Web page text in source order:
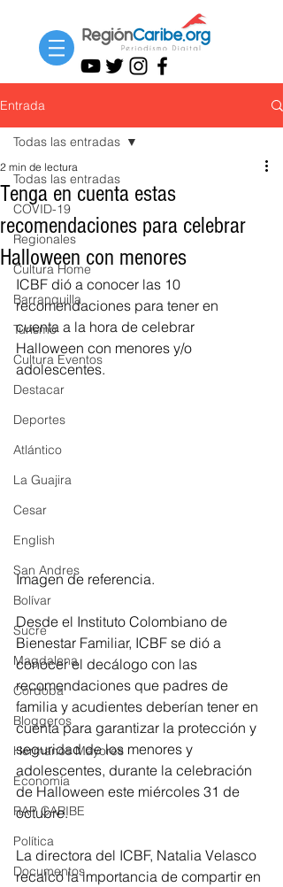
Entrada
Todas las entradas
COVID-19
Regionales
Cultura Home
Barranquilla
Turismo
Cultura Eventos
Destacar
Deportes
Atlántico
La Guajira
Cesar
English
San Andres
Bolívar
Sucre
Magdalena
Córdoba
Bloggeros
Hermanos Mayores
Economía
RAP CARIBE
Política
Documentos
Todas las entradas
Tenga en cuenta estas
recomendaciones para celebrar
Halloween con menores
2 min de lectura
ICBF dió a conocer las 10
recomendaciones para tener en
cuenta a la hora de celebrar
Halloween con menores y/o
adolescentes.
Imagen de referencia.
Desde el Instituto Colombiano de
Bienestar Familiar, ICBF se dió a
conocer el decálogo con las
recomendaciones que padres de
familia y acudientes deberían tener en
cuenta para garantizar la protección y
seguridad de los menores y
adolescentes, durante la celebración
de Halloween este miércoles 31 de
octubre.
La directora del ICBF, Natalia Velasco
recalcó la importancia de compartir en